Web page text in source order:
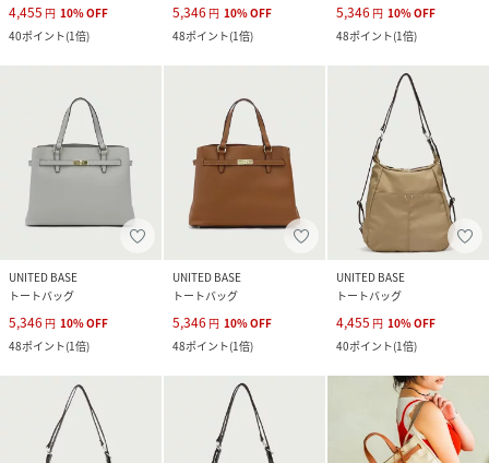
4,455 円 10%OFF
40ポイント(1倍)
5,346 円 10%OFF
48ポイント(1倍)
5,346 円 10%OFF
48ポイント(1倍)
UNITED BASE
トートバッグ
5,346 円 10%OFF
48ポイント(1倍)
UNITED BASE
トートバッグ
5,346 円 10%OFF
48ポイント(1倍)
UNITED BASE
トートバッグ
4,455 円 10%OFF
40ポイント(1倍)